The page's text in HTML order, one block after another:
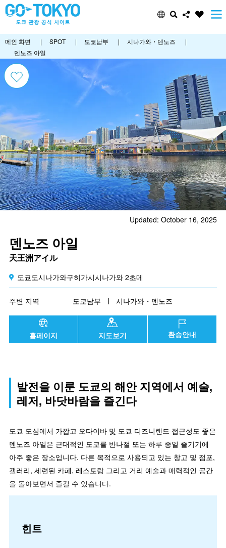
메인 화면 | SPOT | 도쿄남부 | 시나가와・덴노즈
|
덴노즈 아일
Updated: October 16, 2025
덴노즈 아일
天王洲アイル
도쿄도시나가와구히가시시나가와 2초메
주변 지역 도쿄남부 시나가와・덴노즈
홈페이지 지도보기 환승안내
발전을 이룬 도쿄의 해안 지역에서 예술,
레저, 바닷바람을 즐긴다
도쿄 도심에서 가깝고 오다이바 및 도쿄 디즈니랜드 접근성도 좋은
덴노즈 아일은 근대적인 도쿄를 반나절 또는 하루 종일 즐기기에
아주 좋은 장소입니다. 다른 목적으로 사용되고 있는 창고 및 점포,
갤러리, 세련된 카페, 레스토랑 그리고 거리 예술과 매력적인 공간
을 돌아보면서 즐길 수 있습니다.
힌트